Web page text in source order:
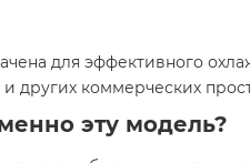
для эффективного
других коммерческих
эту модель?